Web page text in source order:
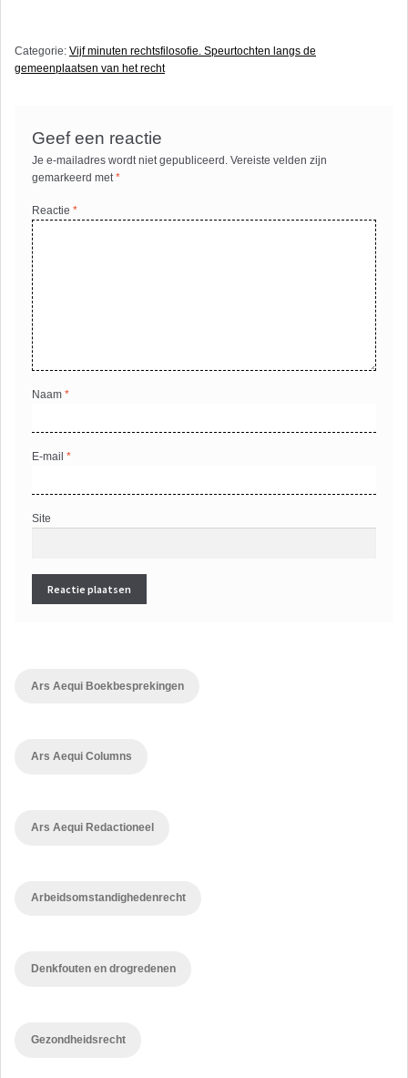
Categorie: Vijf minuten rechtsfilosofie. Speurtochten langs de
gemeenplaatsen van het recht
Geef een reactie
Je e-mailadres wordt niet gepubliceerd. Vereiste velden zijn
gemarkeerd met*
Reactie*
Naam*
E-mail*
Site
Ars Aequi Boekbesprekingen
Ars Aequi Columns
Ars Aequi Redactioneel
Arbeidsomstandighedenrecht
Denkfouten en drogredenen
Gezondheidsrecht